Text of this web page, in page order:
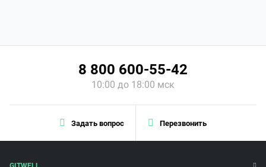
Задать вопрос Перезвонить
8 800 600-55-42
10:00 до 18:00 мск